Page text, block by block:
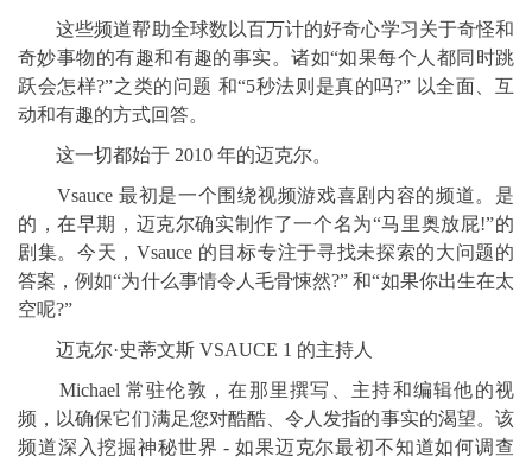
这些频道帮助全球数以百万计的好奇心学习关于奇怪和
奇妙事物的有趣和有趣的事实。诸如“如果每个人都同时跳
跃会怎样?”之类的问题 和“5秒法则是真的吗?” 以全面、互
动和有趣的方式回答。
这一切都始于 2010 年的迈克尔。
Vsauce 最初是一个围绕视频游戏喜剧内容的频道。是
的，在早期，迈克尔确实制作了一个名为“马里奥放屁!”的
剧集。今天，Vsauce 的目标专注于寻找未探索的大问题的
答案，例如“为什么事情令人毛骨悚然?” 和“如果你出生在太
空呢?”
迈克尔·史蒂文斯 VSAUCE 1 的主持人
Michael 常驻伦敦，在那里撰写、主持和编辑他的视
频，以确保它们满足您对酷酷、令人发指的事实的渴望。该
频道深入挖掘神秘世界 - 如果迈克尔最初不知道如何调查